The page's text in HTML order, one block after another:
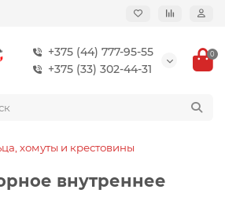
+375 (44) 777-95-55
+375 (33) 302-44-31
0
хомуты и крестовины
внутреннее